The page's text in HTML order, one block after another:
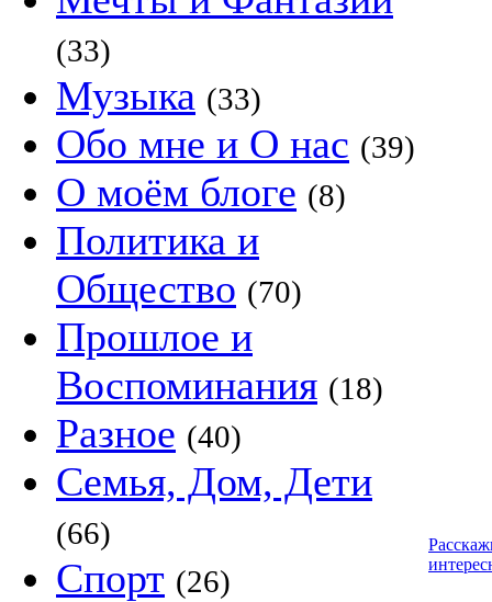
(33)
Музыка (33)
Обо мне и О нас (39)
О моём блоге (8)
Политика и
Общество (70)
Прошлое и
Воспоминания (18)
Разное (40)
Семья, Дом, Дети
(66)
Спорт (26)